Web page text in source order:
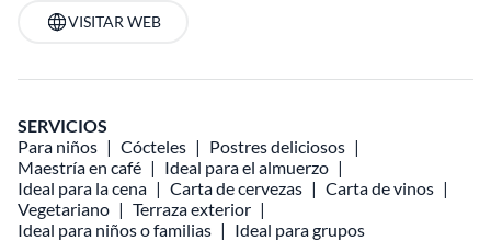
VISITAR WEB
SERVICIOS
Para niños
Cócteles
Postres deliciosos
Maestría en café
Ideal para el almuerzo
Ideal para la cena
Carta de cervezas
Carta de vinos
Vegetariano
Terraza exterior
Ideal para niños o familias
Ideal para grupos